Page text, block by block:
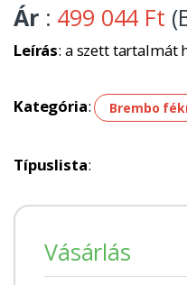
Ár : 499 044 Ft
Leírás: a szett tartalmát
Kategória: Brembo
Típuslista:
Vásárlás